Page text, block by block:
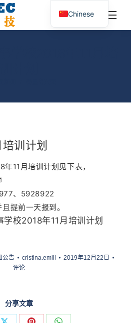
训计划
11月培训计划见下表，
、5928922
提前一天报到。
公告 cristina.emill
2019年12月22日
评论
分享文章
Chinese